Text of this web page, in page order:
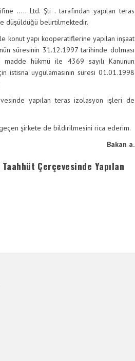
….. Ltd. Şti . tarafından yapılan teras
düşüldüğü belirtilmektedir.
konut yapı kooperatiflerine yapılan inşaat
süresinin 31.12.1997 tarihinde dolması
hükmü ile 4369 sayılı Kanunun
istisna uygulamasının süresi 01.01.1998
yapılan teras izolasyon işleri de
şirkete de bildirilmesini rica ederim.
Bakan a.
Çerçevesinde Yapılan